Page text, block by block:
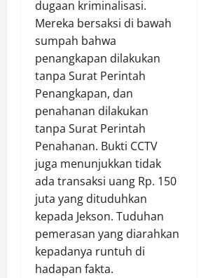
dugaan kriminalisasi.
Mereka bersaksi di bawah
sumpah bahwa
penangkapan dilakukan
tanpa Surat Perintah
Penangkapan, dan
penahanan dilakukan
tanpa Surat Perintah
Penahanan. Bukti CCTV
juga menunjukkan tidak
ada transaksi uang Rp. 150
juta yang dituduhkan
kepada Jekson. Tuduhan
pemerasan yang diarahkan
kepadanya runtuh di
hadapan fakta.